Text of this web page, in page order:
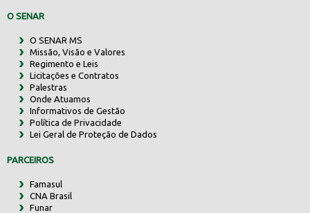
O SENAR
O SENAR MS
Missão, Visão e Valores
Regimento e Leis
Licitações e Contratos
Palestras
Onde Atuamos
Informativos de Gestão
Política de Privacidade
Lei Geral de Proteção de Dados
PARCEIROS
Famasul
CNA Brasil
Funar